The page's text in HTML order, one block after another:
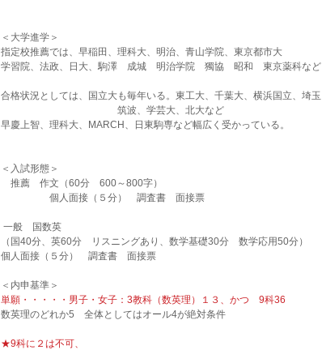
＜大学進学＞
指定校推薦では、早稲田、理科大、明治、青山学院、東京都市大
学習院、法政、日大、駒澤　成城　明治学院　獨協　昭和　東京薬科など
合格状況としては、国立大も毎年いる。東工大、千葉大、横浜国立、埼玉
筑波、学芸大、北大など
早慶上智、理科大、MARCH、日東駒専など幅広く受かっている。
＜入試形態＞
推薦　作文（60分　600～800字）
個人面接（５分）　調査書　面接票
一般　国数英
（国40分、英60分　リスニングあり、数学基礎30分　数学応用50分）
個人面接（５分）　調査書　面接票
＜内申基準＞
単願・・・・・男子・女子：3教科（数英理）１３、かつ　9科36
数英理のどれか5　全体としてはオール4が絶対条件
★9科に２は不可、